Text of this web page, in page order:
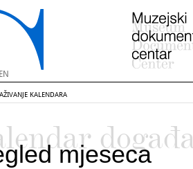
EN
KALENDARA
mjeseca